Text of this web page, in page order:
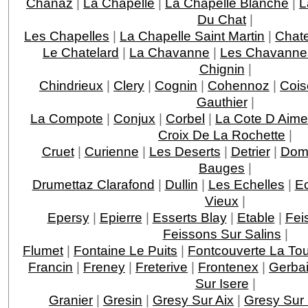
Du Chat |
Les Chapelles | La Chapelle Saint Martin |
Le Chatelard | La Chavanne | Les
Chignin |
Chindrieux | Clery | Cognin | Cohennoz |
Gauthier|
La Compote | Conjux | Corbel | La Cote D Aime
Croix De La Rochette |
Cruet| Curienne | Les Deserts | Detrier|
Bauges |
Drumettaz Clarafond | Dullin | Les Echelles |
Vieux |
Epersy| Epierre | Esserts Blay| Etable |
Feissons Sur Salins |
Flumet | Fontaine Le Puits | Fontcouverte La
Francin | Freney | Freterive | Frontenex |
Sur Isere |
Granier | Gresin | Gresy Sur Aix | Gresy Sur